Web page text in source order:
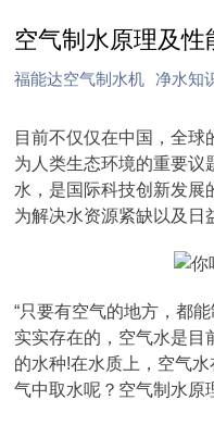
空气制水原理及
福能达空气制水机 净水知
目前不仅仅在中国，全
为人类生态环境的重要议
水，是国际科技创新发展
为解决水资源紧缺以及日
“只要有空气的地方，都
实实存在的，空气水是目
的水种!在水质上，空气
气中取水呢？空气制水原